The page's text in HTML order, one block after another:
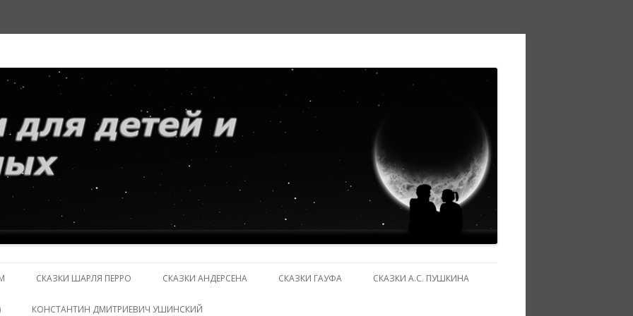
взрослых
содержимому
СКАЗКИ ШАРЛЯ ПЕРРО СКАЗКИ АНДЕРСЕНА СКАЗКИ ГАУФА СКАЗКИ А.С. ПУШКИНА
КОНСТАНТИН ДМИТРИЕВИЧ УШИНСКИЙ